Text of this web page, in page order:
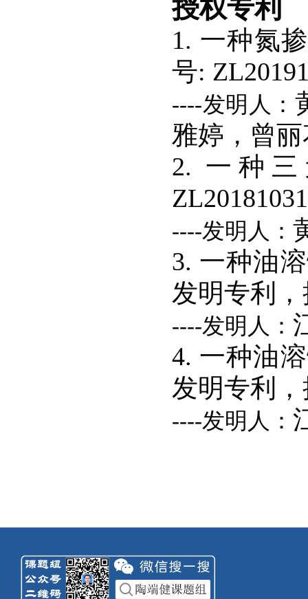
授权专利
1. 一种氮
号:
----发明人：
雅婷，曾
2. 一种
----发明人：
3. 一种油
发明专利，
----发明人：
4. 一种油
发明专利，
----发明人：